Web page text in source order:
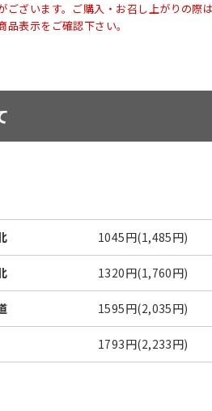
ございます。ご購入・お召し上がりの際
品表示をご確認下さい。
1045円(1,485円)
1320円(1,760円)
1595円(2,035円)
1793円(2,233円)